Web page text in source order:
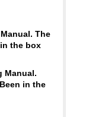
The
the box
Manual.
in the